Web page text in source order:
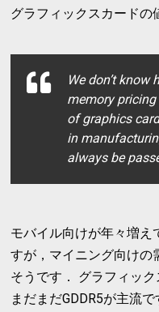
グラフィックスカードの
We don’t
memory
of graphics
in
always be
モバイル向けが年々増え
すが，マイニング向けの
そうです． グラフィッ
まだまだGDDR5が主流